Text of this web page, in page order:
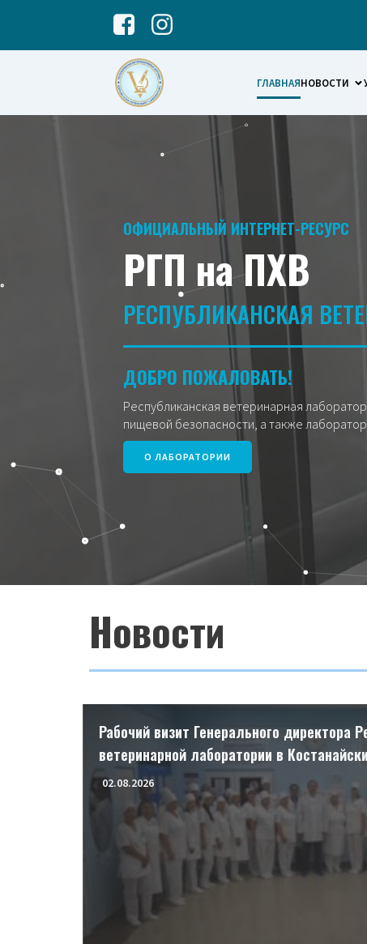
ГЛАВНАЯНОВОСТИ
ОФИЦИАЛЬНЫЙ ИНТЕРНЕТ-РЕСУРС
РГП на ПХВ
РЕСПУБЛИКАНСКАЯ
ДОБРО ПОЖАЛОВАТЬ!
Республиканская ветеринарная
пищевой безопасности, а также
О ЛАБОРАТОРИИ
Новости
Рабочий визит Генерального директора
ветеринарной лаборатории в
02.08.2026